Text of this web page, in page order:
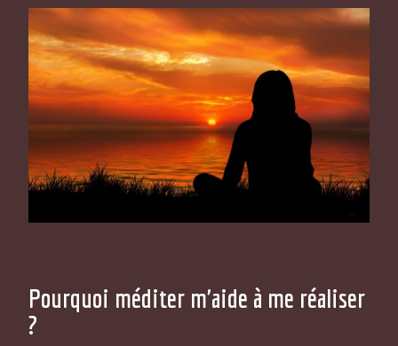
Pourquoi méditer m'aide à me réaliser
?